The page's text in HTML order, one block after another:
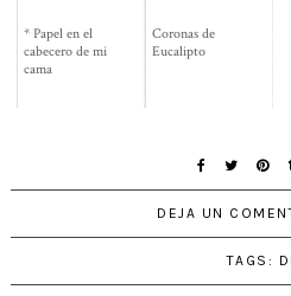
* Papel en el
cabecero de mi
cama
Coronas de
Eucalipto
DEJA UN
TAGS: